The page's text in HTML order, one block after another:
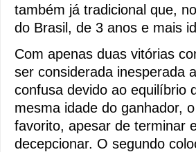
também já tradicional que,
do Brasil, de 3 anos e mais
Com apenas duas vitórias
ser considerada inesperada
confusa devido ao equilíbrio
mesma idade do ganhador,
favorito, apesar de terminar
decepcionar. O segundo